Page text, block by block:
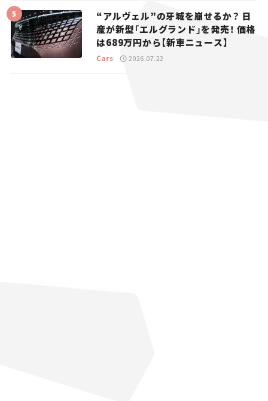
“アルヴェル”の牙城を崩せるか？ 日
産が新型「エルグランド」を発売！ 価格
は689万円から【新車ニュース】
Cars 2026.07.22